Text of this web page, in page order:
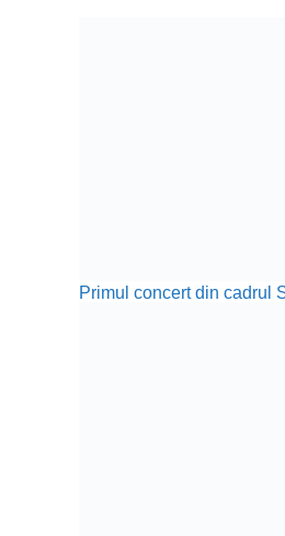
Primul concert din cadrul